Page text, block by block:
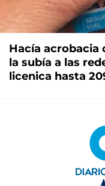
Hacía acrobacia
la subía a las
licenica hasta